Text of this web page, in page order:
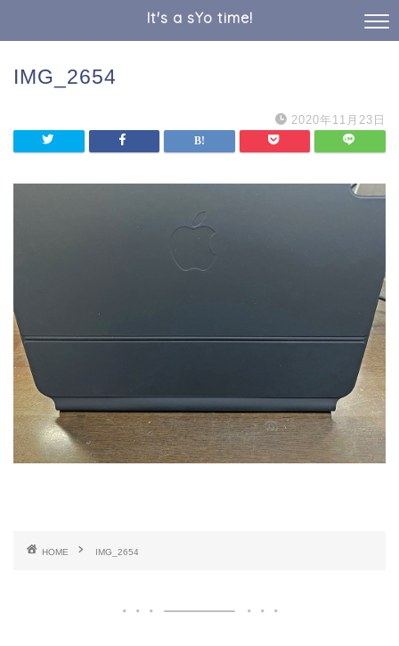
It's a sYo time!
IMG_2654
2020年11月23日
HOME IMG_2654